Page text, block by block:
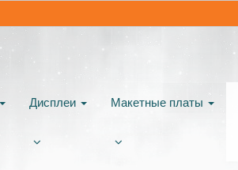
Дисплеи Макетные платы